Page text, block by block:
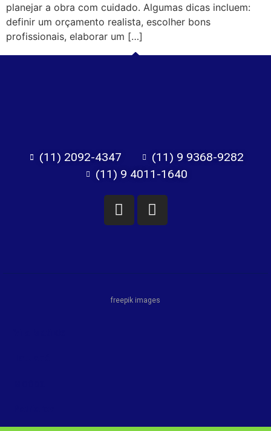
planejar a obra com cuidado. Algumas dicas incluem:
definir um orçamento realista, escolher bons
profissionais, elaborar um […]
(11) 2092-4347
(11) 9 9368-9282
(11) 9 4011-1640
freepik images